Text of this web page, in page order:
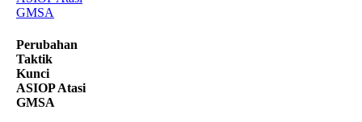
Perubahan
Taktik
Kunci
ASIOP Atasi
GMSA